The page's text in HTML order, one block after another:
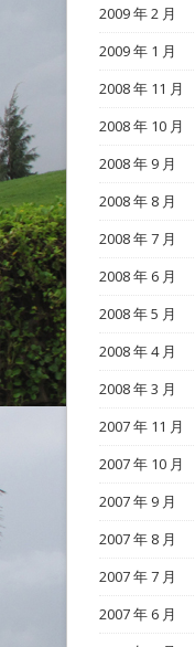
2009 年 2 月
2009 年 1 月
2008 年 11 月
2008 年 10 月
2008 年 9 月
2008 年 8 月
2008 年 7 月
2008 年 6 月
2008 年 5 月
2008 年 4 月
2008 年 3 月
2007 年 11 月
2007 年 10 月
2007 年 9 月
2007 年 8 月
2007 年 7 月
2007 年 6 月